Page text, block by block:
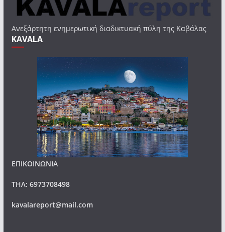
Ανεξάρτητη ενημερωτική διαδικτυακή πύλη της Καβάλας
KAVALA
ΕΠΙΚΟΙΝΩΝΙΑ
ΤΗΛ: 6973708498
kavalareport@mail.com